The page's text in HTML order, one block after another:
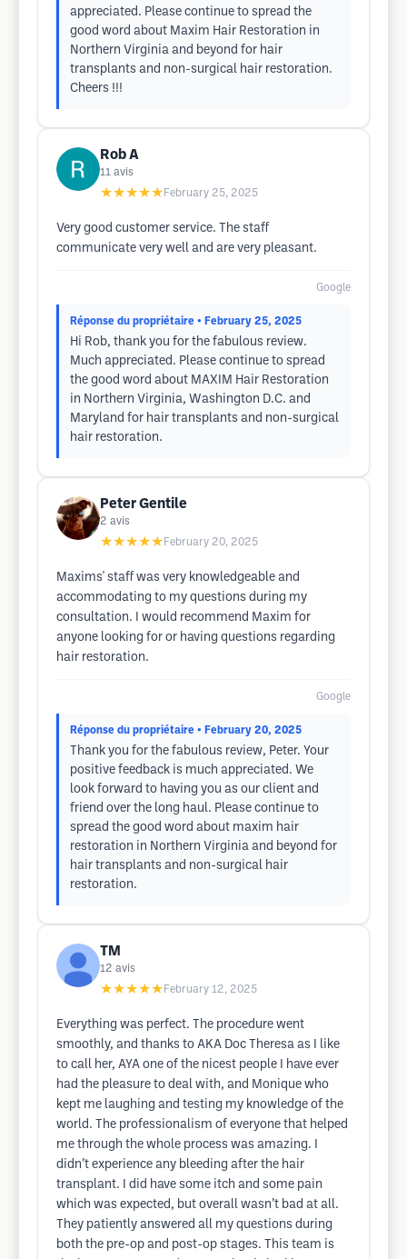
appreciated. Please continue to spread the
good word about Maxim Hair Restoration in
Northern Virginia and beyond for hair
transplants and non-surgical hair restoration.
Cheers !!!
Rob A
11 avis
★★★★★ February 25, 2025
Very good customer service. The staff
communicate very well and are very pleasant.
Google
Réponse du propriétaire • February 25, 2025
Hi Rob, thank you for the fabulous review.
Much appreciated. Please continue to spread
the good word about MAXIM Hair Restoration
in Northern Virginia, Washington D.C. and
Maryland for hair transplants and non-surgical
hair restoration.
Peter Gentile
2 avis
★★★★★ February 20, 2025
Maxims' staff was very knowledgeable and
accommodating to my questions during my
consultation. I would recommend Maxim for
anyone looking for or having questions regarding
hair restoration.
Google
Réponse du propriétaire • February 20, 2025
Thank you for the fabulous review, Peter. Your
positive feedback is much appreciated. We
look forward to having you as our client and
friend over the long haul. Please continue to
spread the good word about maxim hair
restoration in Northern Virginia and beyond for
hair transplants and non-surgical hair
restoration.
TM
12 avis
★★★★★ February 12, 2025
Everything was perfect. The procedure went
smoothly, and thanks to AKA Doc Theresa as I like
to call her, AYA one of the nicest people I have ever
had the pleasure to deal with, and Monique who
kept me laughing and testing my knowledge of the
world. The professionalism of everyone that helped
me through the whole process was amazing. I
didn’t experience any bleeding after the hair
transplant. I did have some itch and some pain
which was expected, but overall wasn’t bad at all.
They patiently answered all my questions during
both the pre-op and post-op stages. This team is